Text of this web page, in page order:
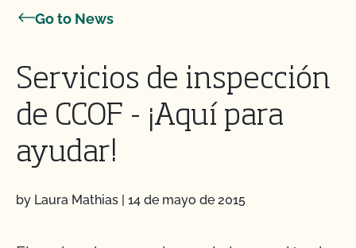
Go to News
Servicios de inspección
de CCOF - ¡Aquí para
ayudar!
by Laura Mathias | 14 de mayo de 2015